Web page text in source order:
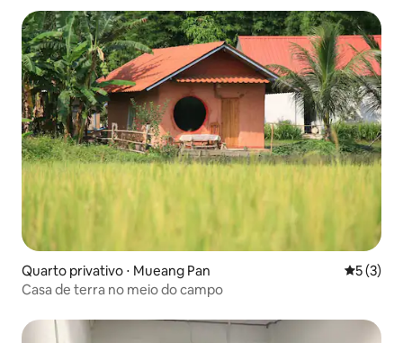
Quarto privativo ⋅ Mueang Pan 5 de
5 (3)
Casa de terra no meio do campo